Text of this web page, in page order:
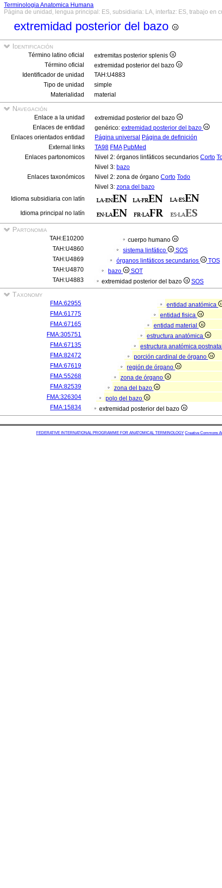
Terminologia Anatomica Humana
Página de unidad, lengua principal: ES, subsidiaria: LA, interfaz: ES, trabajo en
extremidad posterior del bazo
Identificación
Término latino oficial
extremitas posterior splenis
Término oficial
extremidad posterior del bazo
Identificador de unidad
TAH:U4883
Tipo de unidad
simple
Materialidad
material
Navegación
Enlace a la unidad
extremidad posterior del bazo
Enlaces de entidad
genérico: extremidad posterior del bazo
Enlaces orientados entidad
Página universal Página de definición
External links
TA98 FMA PubMed
Enlaces partonomicos
Nivel 2: órganos linfáticos secundarios Corto
Nivel 3: bazo
Enlaces taxonómicos
Nivel 2: zona de órgano Corto Todo
Nivel 3: zona del bazo
Idioma subsidiaria con latín
Idioma principal no latín
Partonomia
TAH:E10200
cuerpo humano
TAH:U4860
sistema linfático
SOS
TAH:U4869
órganos linfáticos secundarios
TOS
TAH:U4870
bazo
SOT
TAH:U4883
extremidad posterior del bazo SOS
Taxonomy
FMA:62955
entidad anatómica
FMA:61775
entidad fisica
FMA:67165
entidad material
FMA:305751
estructura anatómica
FMA:67135
estructura anatómica
FMA:82472
porción cardinal de órgano
FMA:67619
región de órgano
FMA:55268
zona de órgano
FMA:82539
zona del bazo
FMA:326304
polo del bazo
FMA:15834
extremidad posterior del bazo
FEDERATIVE INTERNATIONAL PROGRAMME FOR ANATOMICAL TERMINOLOGY Creative Commons